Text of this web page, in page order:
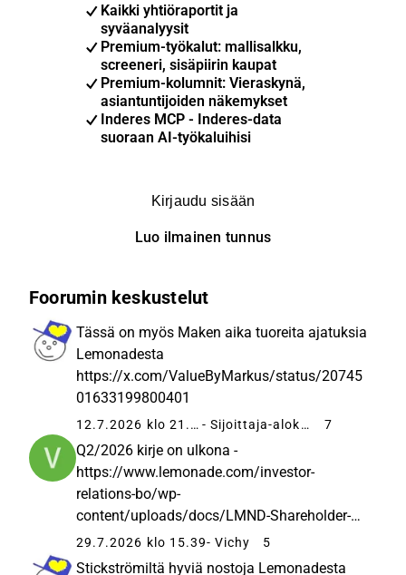
Kaikki yhtiöraportit ja
syväanalyysit
Premium-työkalut: mallisalkku,
screeneri, sisäpiirin kaupat
Premium-kolumnit: Vieraskynä,
asiantuntijoiden näkemykset
Inderes MCP - Inderes-data
suoraan AI-työkaluihisi
Kirjaudu sisään
Luo ilmainen tunnus
Foorumin keskustelut
Tässä on myös Maken aika tuoreita ajatuksia
Lemonadesta
https://x.com/ValueByMarkus/status/20745
01633199800401
12.7.2026 klo 21.44 - Sijoittaja-alokas 7
Q2/2026 kirje on ulkona -
https://www.lemonade.com/investor-
relations-bo/wp-
content/uploads/docs/LMND-Shareholder-
Letter-Q2-2026.pdf
https://x.com/shai_wininger/status/2082406
29.7.2026 klo 15.39- Vichy 5
Stickströmiltä hyviä nostoja Lemonadesta